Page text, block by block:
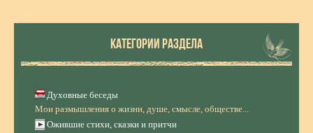
КАТЕГОРИИ РАЗДЕЛА
Духовные беседы
Мои размышления о жизни, душе, смысле, обществе...
Ожившие стихи, сказки и притчи